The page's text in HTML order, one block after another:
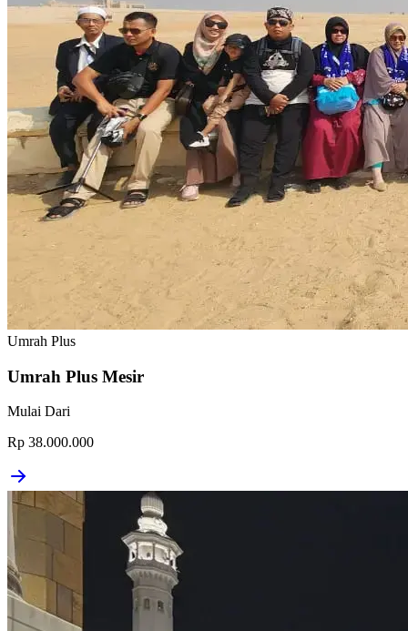
Umrah Plus
Umrah Plus Mesir
Mulai Dari
Rp 38.000.000